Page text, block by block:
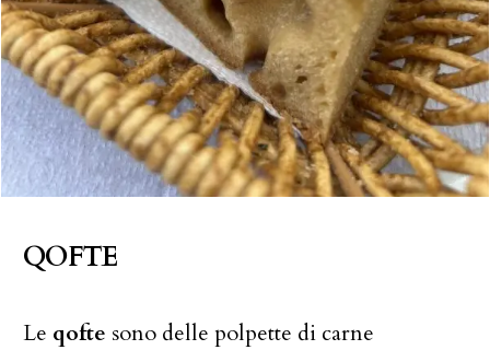
QOFTE
Le qofte sono delle polpette di carne